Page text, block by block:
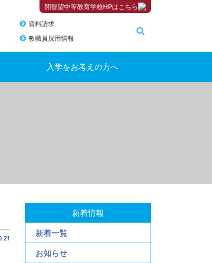
開智望中等教育学校HPはこちら
資料請求
教職員採用情報
入学をお考えの方へ
新着情報
新着一覧
お知らせ